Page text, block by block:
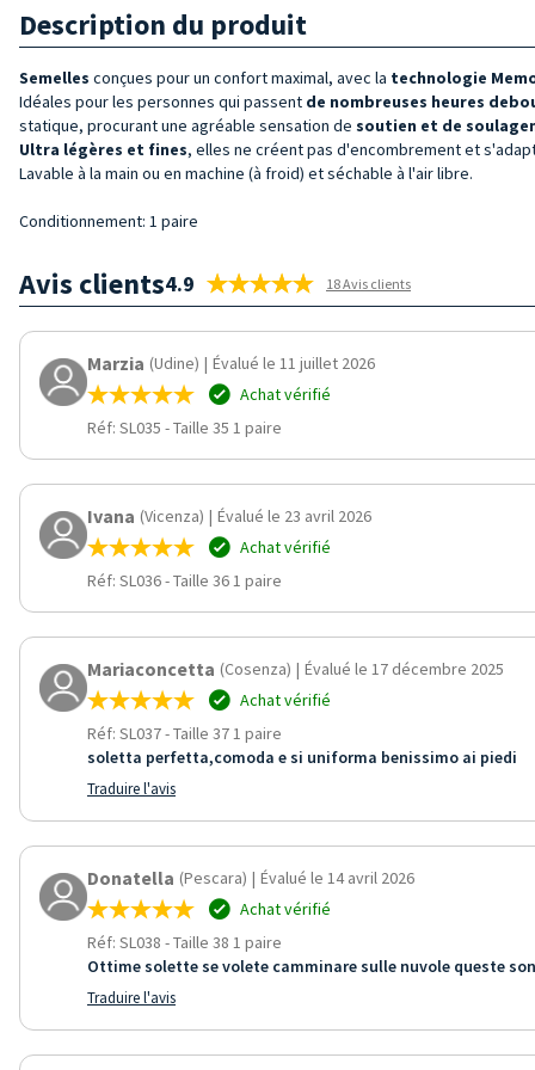
Description du produit
Semelles conçues pour un confort maximal, avec la technologie
Idéales pour les personnes qui passent de nombreuses heures
statique, procurant une agréable sensation de soutien et de
Ultra légères et fines, elles ne créent pas d'encombrement et
Lavable à la main ou en machine (à froid) et séchable à l'air libre.
Conditionnement: 1 paire
Avis clients4.9 18 Avis clients
Marzia (Udine) | Évalué le 11 juillet 2026
Achat vérifié
Réf: SL035 -Taille 35 1 paire
Ivana (Vicenza) | Évalué le 23 avril 2026
Achat vérifié
Réf: SL036-Taille 36 1 paire
Mariaconcetta (Cosenza) | Évalué le 17 décembre 2025
Achat vérifié
Réf: SL037-Taille 37 1 paire
soletta perfetta,comoda e si uniforma benissimo ai piedi
Traduire l'avis
Donatella (Pescara) | Évalué le 14 avril 2026
Achat vérifié
Réf: SL038 -Taille 38 1 paire
Ottime solette se volete camminare sulle nuvole queste
Traduire l'avis